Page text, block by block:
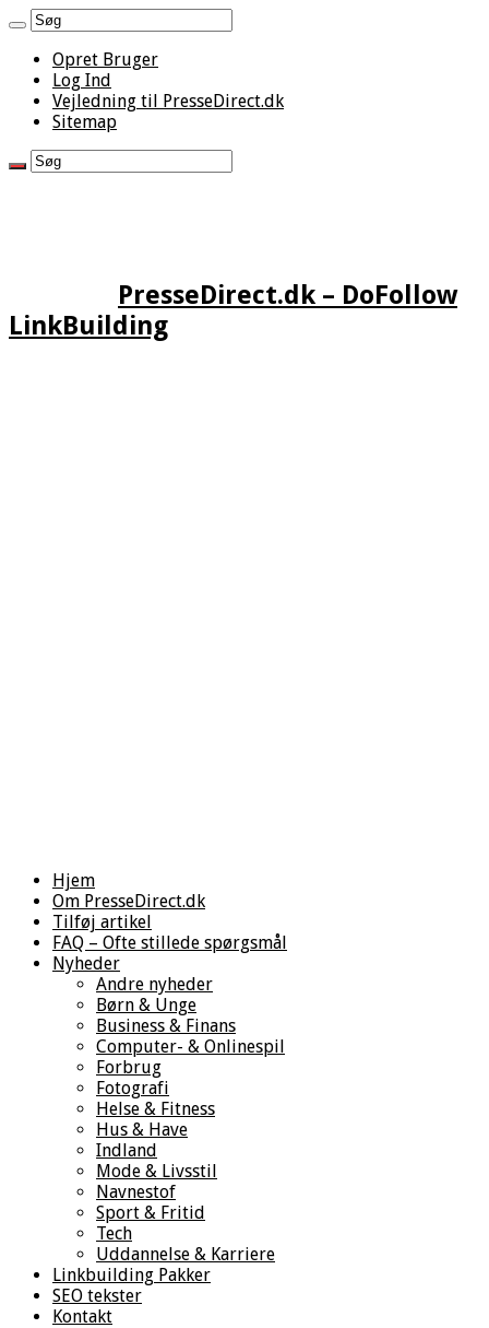
Opret Bruger
Log Ind
Vejledning til PresseDirect.dk
Sitemap
PresseDirect.dk – DoFollow
LinkBuilding
Hjem
Om PresseDirect.dk
Tilføj artikel
FAQ – Ofte stillede spørgsmål
Nyheder
Andre nyheder
Børn & Unge
Business & Finans
Computer- & Onlinespil
Forbrug
Fotografi
Helse & Fitness
Hus & Have
Indland
Mode & Livsstil
Navnestof
Sport & Fritid
Tech
Uddannelse & Karriere
Linkbuilding Pakker
SEO tekster
Kontakt